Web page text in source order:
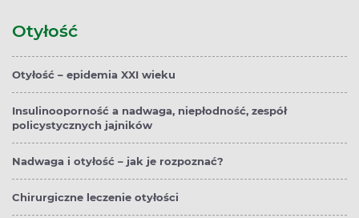
Otyłość
Otyłość – epidemia XXI wieku
Insulinooporność a nadwaga, niepłodność, zespół
policystycznych jajników
Nadwaga i otyłość – jak je rozpoznać?
Chirurgiczne leczenie otyłości